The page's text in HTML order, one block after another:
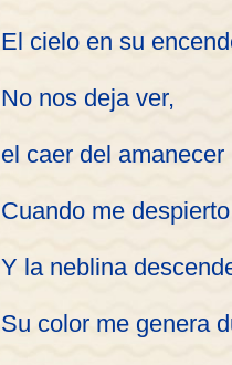
El cielo en su
No nos deja ver,
el caer del amanecer
Cuando me
Y la neblina
Su color me genera